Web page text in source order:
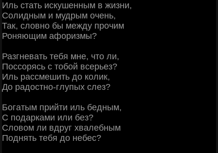
Иль стать искушенным в жизни,
Солидным и мудрым очень,
Так, словно бы между прочим
Роняющим афоризмы?
Разгневать тебя мне, что ли,
Поссорясь с тобой всерьез?
Иль рассмешить до колик,
До радостно-глупых слез?
Богатым прийти иль бедным,
С подарками или без?
Словом ли вдруг хвалебным
Поднять тебя до небес?